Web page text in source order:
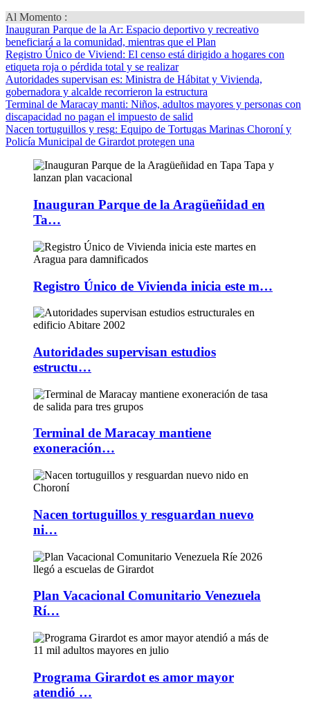
Al Momento :
Inauguran Parque de la Ar: Espacio deportivo y recreativo
beneficiará a la comunidad, mientras que el Plan
Registro Único de Viviend: El censo está dirigido a hogares con
etiqueta roja o pérdida total y se realizar
Autoridades supervisan es: Ministra de Hábitat y Vivienda,
gobernadora y alcalde recorrieron la estructura
Terminal de Maracay manti: Niños, adultos mayores y personas con
discapacidad no pagan el impuesto de salid
Nacen tortuguillos y resg: Equipo de Tortugas Marinas Choroní y
Policía Municipal de Girardot protegen una
Inauguran Parque de la Aragüeñidad en
Ta…
Registro Único de Vivienda inicia este m…
Autoridades supervisan estudios
estructu…
Terminal de Maracay mantiene
exoneración…
Nacen tortuguillos y resguardan nuevo
ni…
Plan Vacacional Comunitario Venezuela
Rí…
Programa Girardot es amor mayor
atendió …